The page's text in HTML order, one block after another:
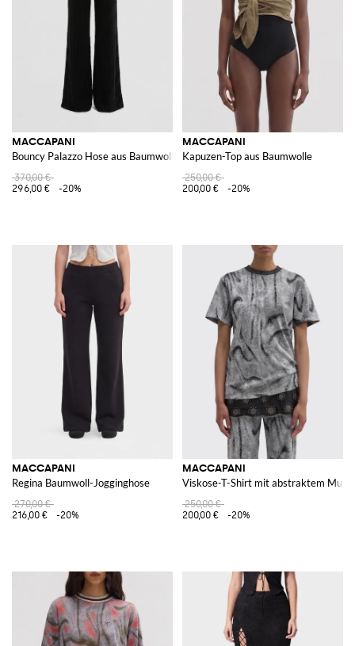
MACCAPANI
Bouncy Palazzo Hose aus Baumwolle
370,00 €
296,00 €
-20%
MACCAPANI
Kapuzen-Top aus Baumwolle
250,00 €
200,00 €
-20%
MACCAPANI
Regina Baumwoll-Jogginghose
270,00 €
216,00 €
-20%
MACCAPANI
Viskose-T-Shirt mit abstraktem
250,00 €
200,00 €
-20%